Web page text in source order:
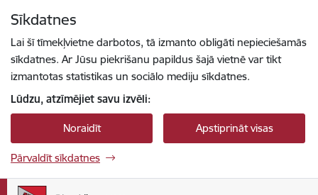
Sīkdatnes
Lai šī tīmekļvietne darbotos, tā izmanto obligāti nepieciešamās
sīkdatnes. Ar Jūsu piekrišanu papildus šajā vietnē var tikt
izmantotas statistikas un sociālo mediju sīkdatnes.
Lūdzu, atzīmējiet savu izvēli:
Noraidīt Apstiprināt visas
Pārvaldīt sīkdatnes